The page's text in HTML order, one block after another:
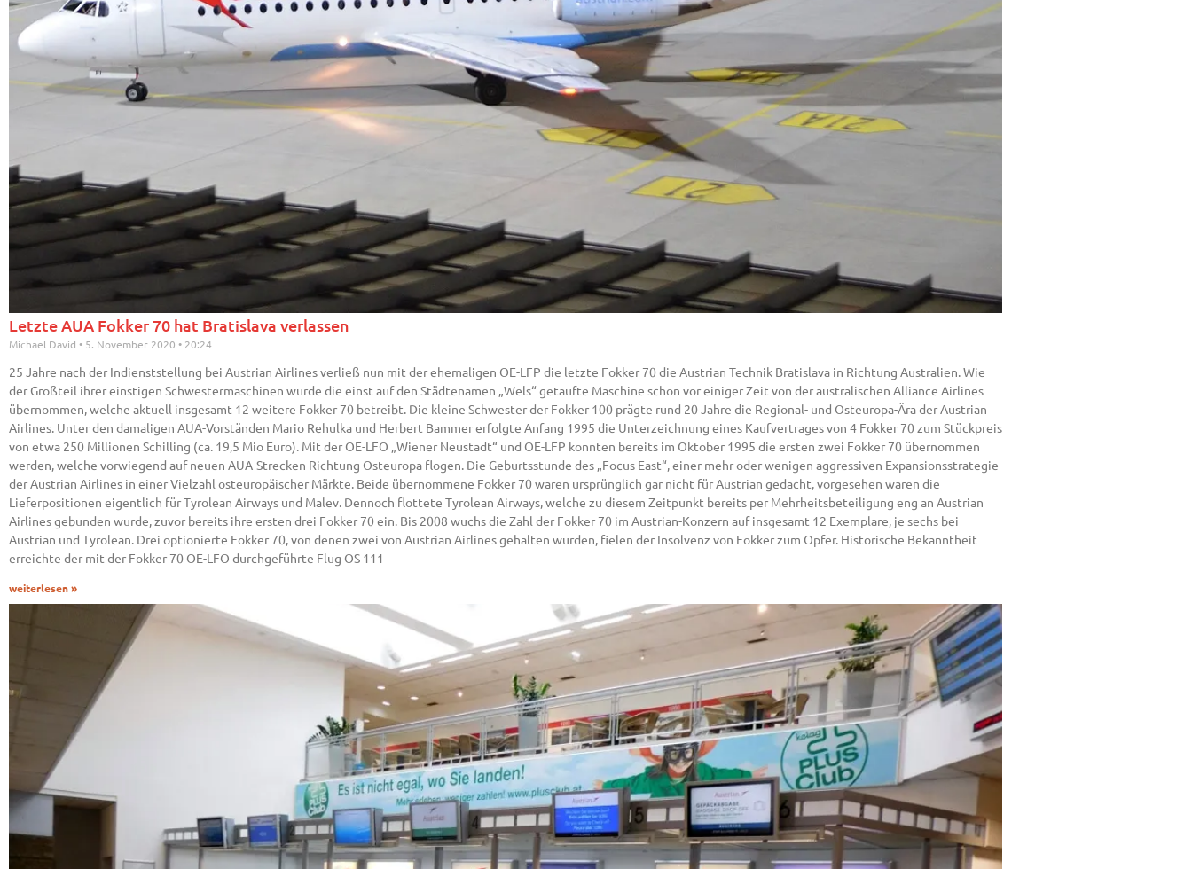
Letzte AUA Fokker 70 hat Bratislava verlassen
Michael David 5. November 2020 20:24
25 Jahre nach der Indienststellung bei Austrian Airlines verließ nun mit der ehemaligen OE-LFP die letzte Fokker 70 die Austrian Technik Bratislava in Richtung Australien. Wie
der Großteil ihrer einstigen Schwestermaschinen wurde die einst auf den Städtenamen „Wels“ getaufte Maschine schon vor einiger Zeit von der australischen Alliance Airlines
übernommen, welche aktuell insgesamt 12 weitere Fokker 70 betreibt. Die kleine Schwester der Fokker 100 prägte rund 20 Jahre die Regional- und Osteuropa-Ära der Austrian
Airlines. Unter den damaligen AUA-Vorständen Mario Rehulka und Herbert Bammer erfolgte Anfang 1995 die Unterzeichnung eines Kaufvertrages von 4 Fokker 70 zum Stückpreis
von etwa 250 Millionen Schilling (ca. 19,5 Mio Euro). Mit der OE-LFO „Wiener Neustadt“ und OE-LFP konnten bereits im Oktober 1995 die ersten zwei Fokker 70 übernommen
werden, welche vorwiegend auf neuen AUA-Strecken Richtung Osteuropa flogen. Die Geburtsstunde des „Focus East“, einer mehr oder wenigen aggressiven Expansionsstrategie
der Austrian Airlines in einer Vielzahl osteuropäischer Märkte. Beide übernommene Fokker 70 waren ursprünglich gar nicht für Austrian gedacht, vorgesehen waren die
Lieferpositionen eigentlich für Tyrolean Airways und Malev. Dennoch flottete Tyrolean Airways, welche zu diesem Zeitpunkt bereits per Mehrheitsbeteiligung eng an Austrian
Airlines gebunden wurde, zuvor bereits ihre ersten drei Fokker 70 ein. Bis 2008 wuchs die Zahl der Fokker 70 im Austrian-Konzern auf insgesamt 12 Exemplare, je sechs bei
Austrian und Tyrolean. Drei optionierte Fokker 70, von denen zwei von Austrian Airlines gehalten wurden, fielen der Insolvenz von Fokker zum Opfer. Historische Bekanntheit
erreichte der mit der Fokker 70 OE-LFO durchgeführte Flug OS 111
weiterlesen »